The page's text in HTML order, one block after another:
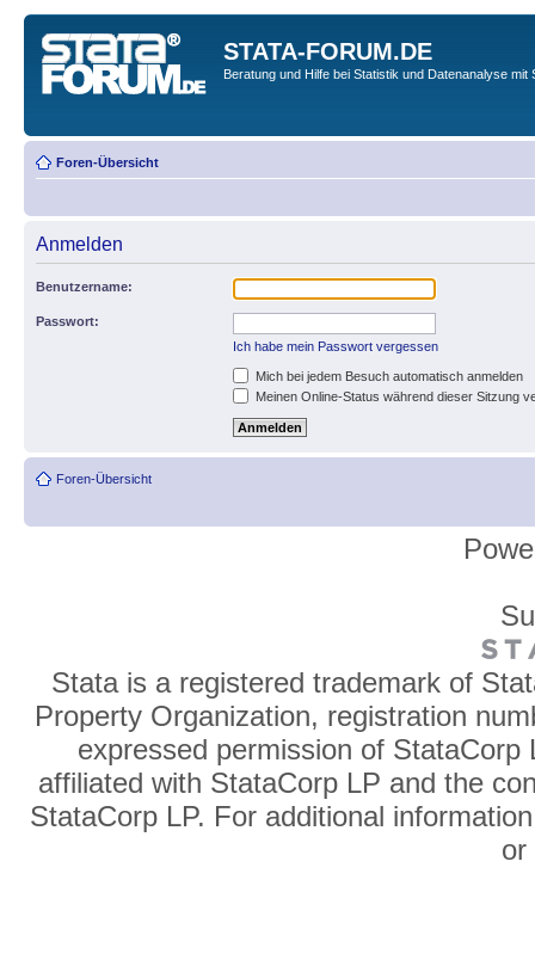
STATA-FORUM.DE
Beratung und Hilfe bei Statistik und Datenanalyse mit
Foren-Übersicht
Anmelden
Benutzername:
Passwort:
Ich habe mein Passwort vergessen
Mich bei jedem Besuch automatisch anmelden
Meinen Online-Status während dieser Sitzung
Foren-Übersicht
Stata is a registered trademark of
Property Organization, registration
expressed permission of
affiliated with StataCorp LP and the
StataCorp LP. For additional
or